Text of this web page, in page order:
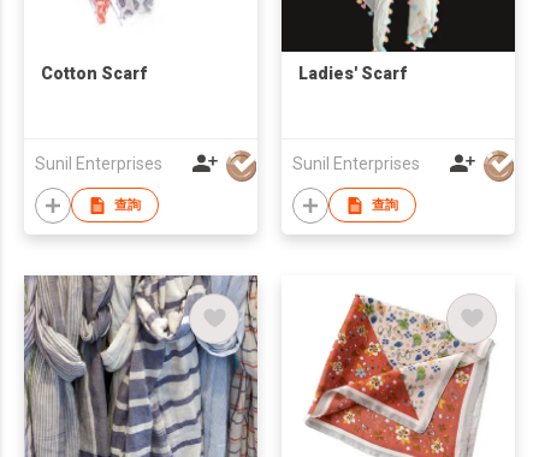
Cotton Scarf
Sunil Enterprises
查詢
Ladies' Scarf
Sunil Enterprises
查詢